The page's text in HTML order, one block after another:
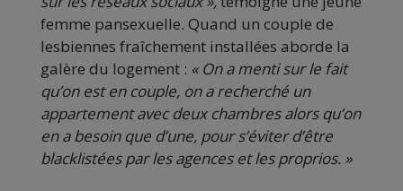
femme pansexuelle. Quand un couple de
lesbiennes fraîchement installées aborde la
galère du logement : « On a menti sur le fait
qu’on est en couple, on a recherché un
appartement avec deux chambres alors qu’on
en a besoin que d’une, pour s’éviter d’être
blacklistées par les agences et les proprios. »